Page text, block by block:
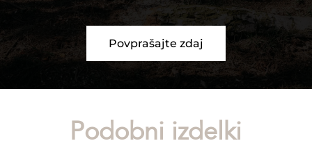
Povprašajte zdaj
Podobni izdelki